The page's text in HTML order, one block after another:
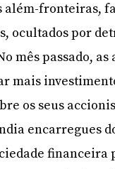
além-fronteiras,
ocultados por
mês passado,
mais
os seus
encarregues